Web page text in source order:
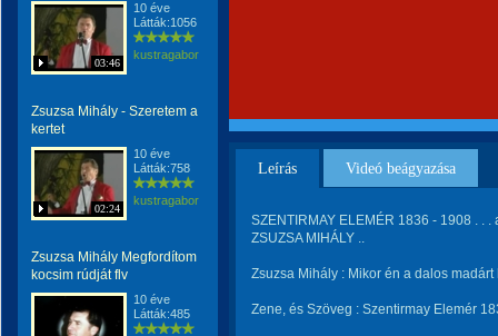
03:46
10 éve
Látták:1056
kustragabor
Zsuzsa Mihály - Szeretem a
kertet
02:24
10 éve
Látták:758
kustragabor
Zsuzsa Mihály Megfordítom
kocsim rúdját flv
10 éve
Látták:485
Leírás Videó beágyazása
SZENTIRMAY ELEMÉR 1836 - 1908 . . .
ZSUZSA MIHÁLY ..
Zsuzsa Mihály : Mikor én a dalos madárt
Zene, és Szöveg : Szentirmay Elemér